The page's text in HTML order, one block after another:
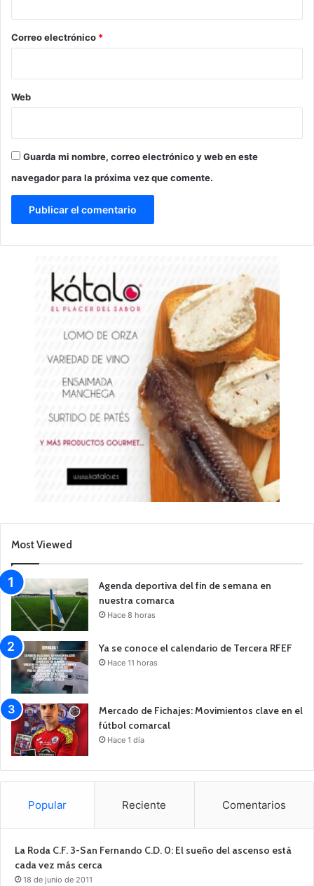
*
Correo electrónico *
Web
Guarda mi nombre, correo electrónico y web en este
navegador para la próxima vez que comente.
Most Viewed
Agenda deportiva del fin de semana en
nuestra comarca
Hace 8 horas
Ya se conoce el calendario de Tercera RFEF
Hace 11 horas
Mercado de Fichajes: Movimientos clave en el
fútbol comarcal
Hace 1 día
Popular Reciente Comentarios
La Roda C.F. 3-San Fernando C.D. 0: El sueño del ascenso está
cada vez más cerca
18 de junio de 2011